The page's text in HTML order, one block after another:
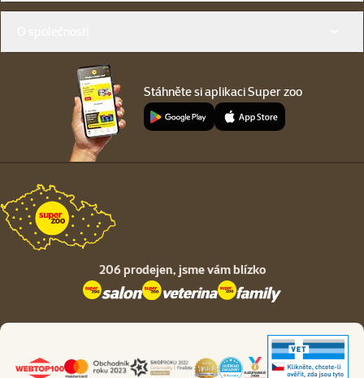
Stáhněte si aplikaci Super zoo
206 prodejen, jsme vám blízko